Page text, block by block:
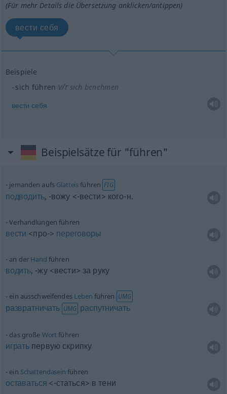
(Für mehr Details die Übersetzung anklicken/antippen)
вести себя
Beispiele
sich führen v/r sich benehmen
вести себя
Beispielsätze für "führen"
jemanden aufs Glatteisführen FIG
подводить, -вожу <-вести> кого-н.
Verhandlungen führen
вести <про-> переговоры
an der Hand führen
водить, -жу <вести> за руку
ein ausschweifendes Leben führen UMG
развратничать UMG распутничать
das große Wort führen
играть первую скрипку
ein Schattendasein führen
оставаться <-статься> в тени